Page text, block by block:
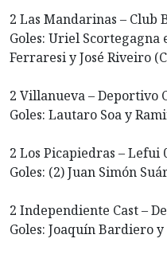
2 Las Mandarinas – Club
Goles: Uriel Scortegagna
Ferraresi y José Riveiro
2 Villanueva – Deportivo
Goles: Lautaro Soa y
2 Los Picapiedras – Lefui
Goles: (2) Juan Simón
2 Independiente Cast –
Goles: Joaquín Bardiero